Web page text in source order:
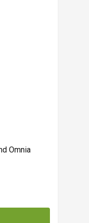
Omnia